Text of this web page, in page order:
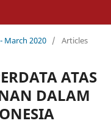
March 2020 / Articles
ATAS
DALAM